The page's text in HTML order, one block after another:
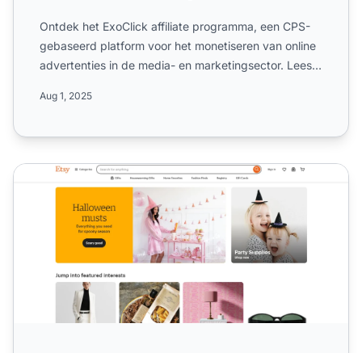
Ontdek het ExoClick affiliate programma, een CPS-
gebaseerd platform voor het monetiseren van online
advertenties in de media- en marketingsector. Lees
Aug 1, 2025
Etsy Affiliate Programma